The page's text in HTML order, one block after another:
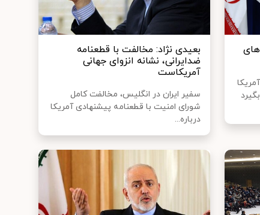
بعیدی نژاد: مخالفت با قطعنامه
ضدایرانی، نشانه انزوای جهانی
آمریکاست
سفیر ایران در انگلیس، مخالفت کامل
شورای امنیت با قطعنامه پیشنهادی آمریکا
درباره...